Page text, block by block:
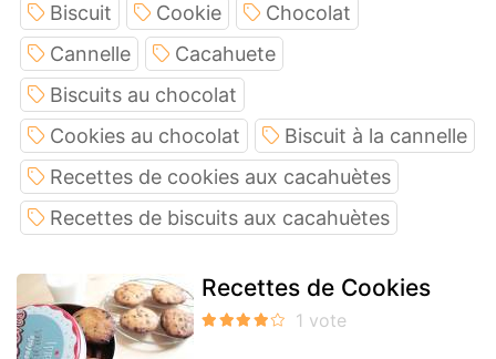
Biscuit Cookie
Chocolat
Cannelle
Cacahuete
Biscuits au chocolat
Cookies au chocolat
Biscuit à la cannelle
Recettes de cookies aux cacahuètes
Recettes de biscuits aux cacahuètes
Recettes de Cookies